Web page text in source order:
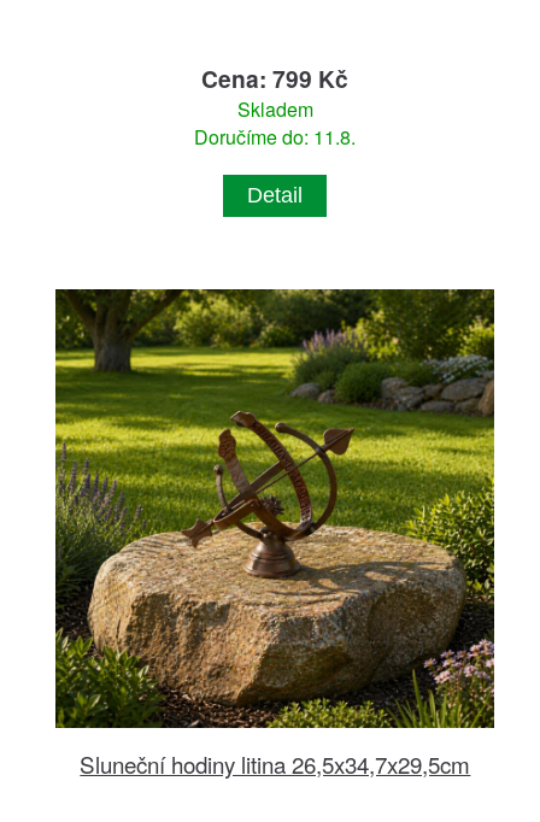
Cena: 799 Kč
Skladem
Doručíme do: 11.8.
Detail
Sluneční hodiny litina 26,5x34,7x29,5cm